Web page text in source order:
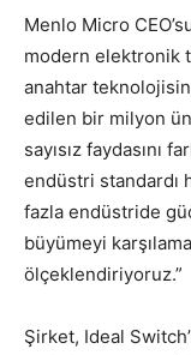
Menlo Micro
modern elektronik
anahtar
edilen bir milyon
sayısız faydasını
endüstri standardı
fazla endüstride
büyümeyi
ölçeklendiriyoruz.”
Şirket, Ideal